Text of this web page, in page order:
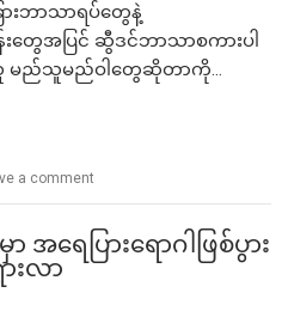
ားဘာသာရပ်တွေနဲ့
တွေအပြင် ဆွီဒင်ဘာသာစကားပါ
သူ မည်သူမည်ဝါတွေဆိုတာကို…
a comment
ရေပြားရောဂါဖြစ်ပွား
းလာ